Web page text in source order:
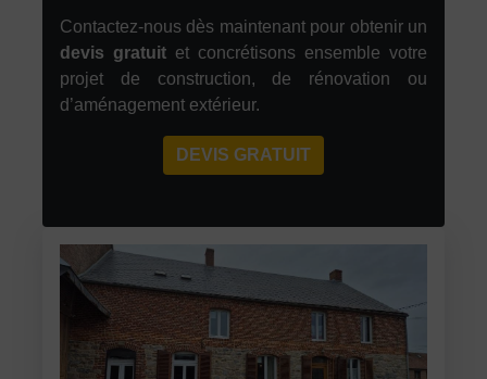
Contactez-nous dès maintenant pour obtenir un
devis gratuit et concrétisons ensemble votre
projet de construction, de rénovation ou
d’aménagement extérieur.
DEVIS GRATUIT